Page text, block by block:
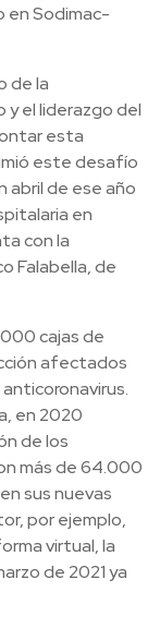
en Sodimac-
de la
y el liderazgo del
esta
este desafío
abril de ese año
en
con la
Falabella, de
cajas de
afectados
en 2020
de los
más de 64.000
sus nuevas
por ejemplo,
virtual, la
de 2021 ya